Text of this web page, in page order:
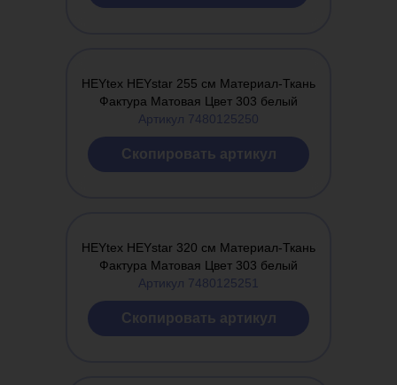
HEYtex HEYstar 255 см Материал-Ткань
Фактура Матовая Цвет 303 белый
Артикул 7480125250
Cкопировать артикул
HEYtex HEYstar 320 см Материал-Ткань
Фактура Матовая Цвет 303 белый
Артикул 7480125251
Cкопировать артикул